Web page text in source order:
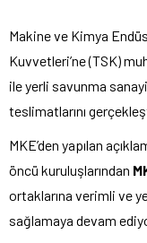
Makine ve Kimya
Kuvvetleri’ne (TSK)
ile yerli savunma
teslimatlarını
MKE’den yapılan
öncü kuruluşlarından
ortaklarına verimli ve
sağlamaya devam